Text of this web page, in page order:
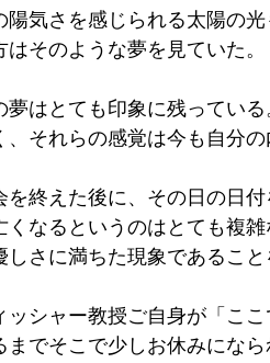
陽気さを感じられる太陽の
はそのような夢を見ていた。
夢はとても印象に残ってい
、それらの感覚は今も自分の
を終えた後に、その日の日
くなるというのはとても複
しさに満ちた現象であるこ
ッシャー教授ご自身が「こ
までそこで少しお休みにな